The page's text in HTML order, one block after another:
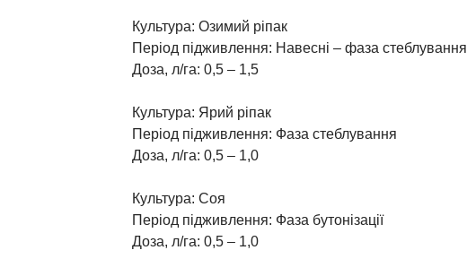
Культура: Озимий ріпак
Період підживлення: Навесні – фаза стеблування
Доза, л/га: 0,5 – 1,5
Культура: Ярий ріпак
Період підживлення: Фаза стеблування
Доза, л/га: 0,5 – 1,0
Культура: Соя
Період підживлення: Фаза бутонізації
Доза, л/га: 0,5 – 1,0